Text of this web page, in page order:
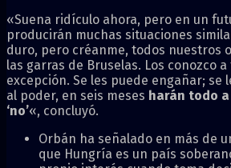
«Suena ridículo ahora, pero en un
producirán muchas situaciones
duro, pero créanme, todos nuestros
las garras de Bruselas. Los conozco
excepción. Se les puede engañar; se
al poder, en seis meses harán todo
‘no’«, concluyó.
Orbán ha señalado en más de
que Hungría es un país